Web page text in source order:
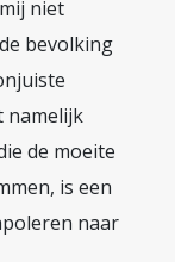
niet
bevolking
namelijk
de moeite
is een
naar